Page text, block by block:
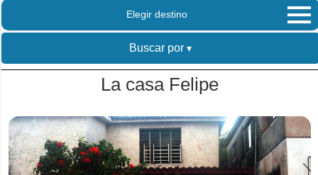
Elegir destino
Buscar por
La casa Felipe